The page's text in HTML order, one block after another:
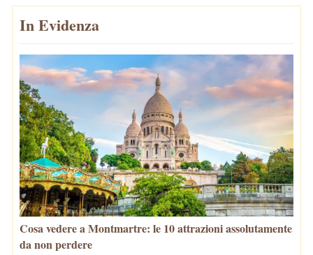
In Evidenza
Cosa vedere a Montmartre: le 10 attrazioni assolutamente
da non perdere